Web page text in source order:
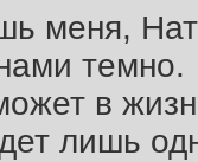
меня,
темно.
в
лишь